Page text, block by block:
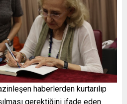
haberlerden kurtarılıp
gerektiğini ifade eden